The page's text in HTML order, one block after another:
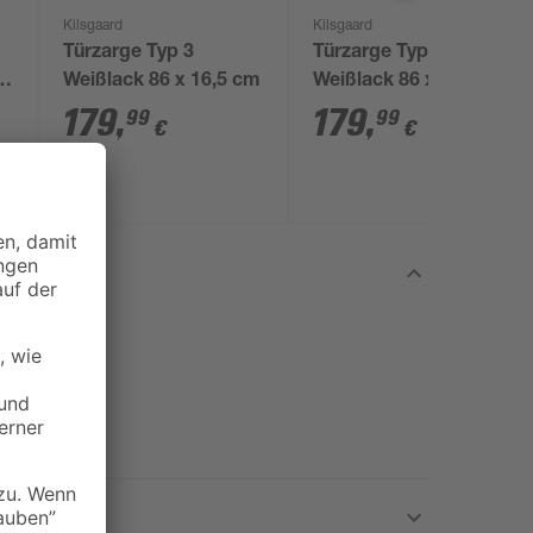
Kilsgaard
Türzarge Typ 3
Weißlack 86 x 16,5 cm
179,99 €
Kilsgaard
Türzarge Typ 3
Weißlack 86 x 16,5 cm
179,99 €